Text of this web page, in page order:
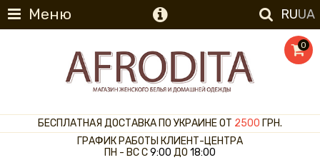
Меню RUUA
0
БЕСПЛАТНАЯ ДОСТАВКА ПО УКРАИНЕ ОТ 2500 ГРН.
ГРАФИК РАБОТЫ КЛИЕНТ-ЦЕНТРА
ПН - ВС С9:00 ДО 18:00